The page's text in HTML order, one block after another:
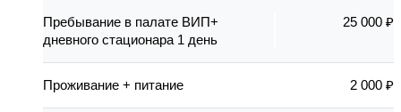
Пребывание в палате ВИП+
дневного стационара 1 день
25 000 ₽
Проживание + питание 2 000 ₽